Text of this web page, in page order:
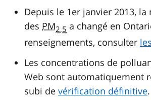
Depuis le 1er janvier 2013,
des PM2,5 a changé en
renseignements, consulter
Les concentrations de
Web sont automatiquement
subi de vérification définitive.